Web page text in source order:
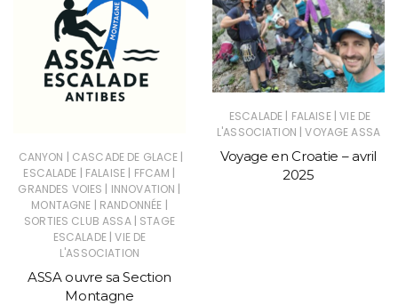
CANYON | CASCADE DE GLACE |
ESCALADE | FALAISE | FFCAM |
GRANDES VOIES | INNOVATION |
MONTAGNE | RANDONNÉE |
SORTIES CLUB ASSA | STAGE
ESCALADE | VIE DE
L'ASSOCIATION
ASSA ouvre sa Section
Montagne
ESCALADE | FALAISE | VIE DE
L'ASSOCIATION | VOYAGE ASSA
Voyage en Croatie – avril
2025